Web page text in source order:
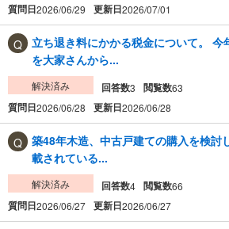
質問日2026/06/29 更新日2026/07/01
立ち退き料にかかる税金について。 今
を大家さんから...
解決済み 回答数3 閲覧数63
質問日2026/06/28 更新日2026/06/28
築48年木造、中古戸建ての購入を検討
載されている...
解決済み 回答数4 閲覧数66
質問日2026/06/27 更新日2026/06/27